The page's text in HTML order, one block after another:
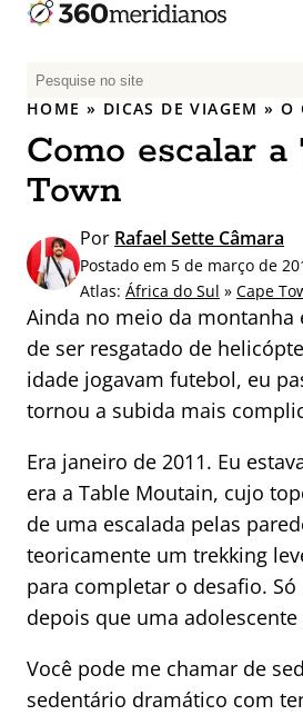
P
e
q
u
a
r
p
o
r
:
HOME » DICAS DE VIAGEM »O
Como escalar
Town
Por Rafael Sette Câmara
Postado em 5 de março de
Atlas: África do Sul » Cape
Ainda no meio da montanha
de ser resgatado de
idade jogavam futebol, eu
tornou a subida mais
Era janeiro de 2011. Eu
era a Table Moutain, cujo
de uma escalada pelas
teoricamente um trekking
para completar o desafio.
depois que uma
Você pode me chamar de
sedentário dramático com